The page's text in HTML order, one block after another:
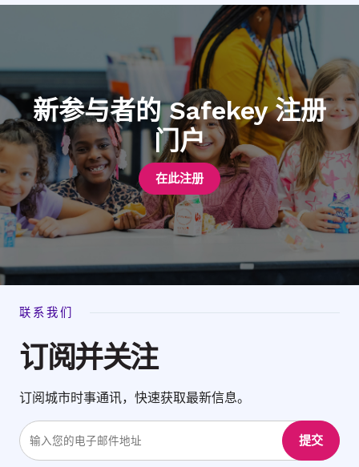
新参与者的 Safekey 注册
门户
在此注册
联系我们
订阅并关注
订阅城市时事通讯，快速获取最新信息。
输
入
提交